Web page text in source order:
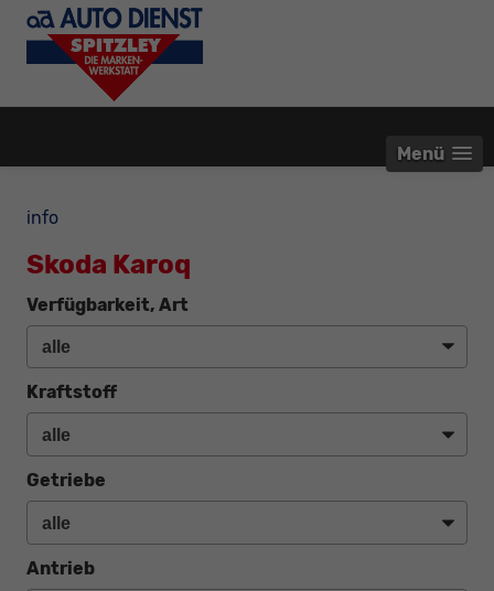
Menü
info
Skoda Karoq
Verfügbarkeit, Art
Kraftstoff
Getriebe
Antrieb